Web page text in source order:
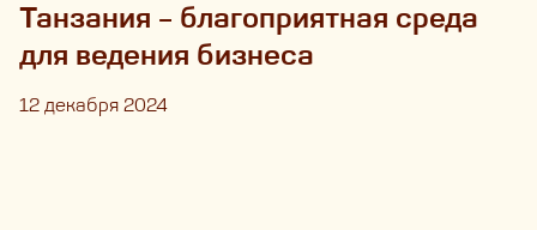
Танзания – благоприятная среда
для ведения бизнеса
12 декабря 2024